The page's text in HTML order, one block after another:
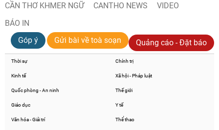
CẦN THƠ KHMER NGỮ CANTHO NEWS
VIDEO
BÁO IN
Góp ý
Gửi bài về toà soạn Quảng cáo - Đặt báo
Thời sự Chính trị
Kinh tế Xã hội - Pháp luật
Quốc phòng - An ninh Thế giới
Giáo dục Y tế
Văn hóa - Giải trí Thể thao